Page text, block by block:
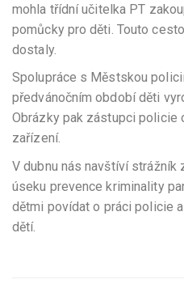
mohla třídní učitelka PT
pomůcky pro děti. Touto
dostaly.
Spolupráce s Městskou
předvánočním období děti
Obrázky pak zástupci policie
zařízení.
V dubnu nás navštíví strážník
úseku prevence kriminality
dětmi povídat o práci policie
dětí.